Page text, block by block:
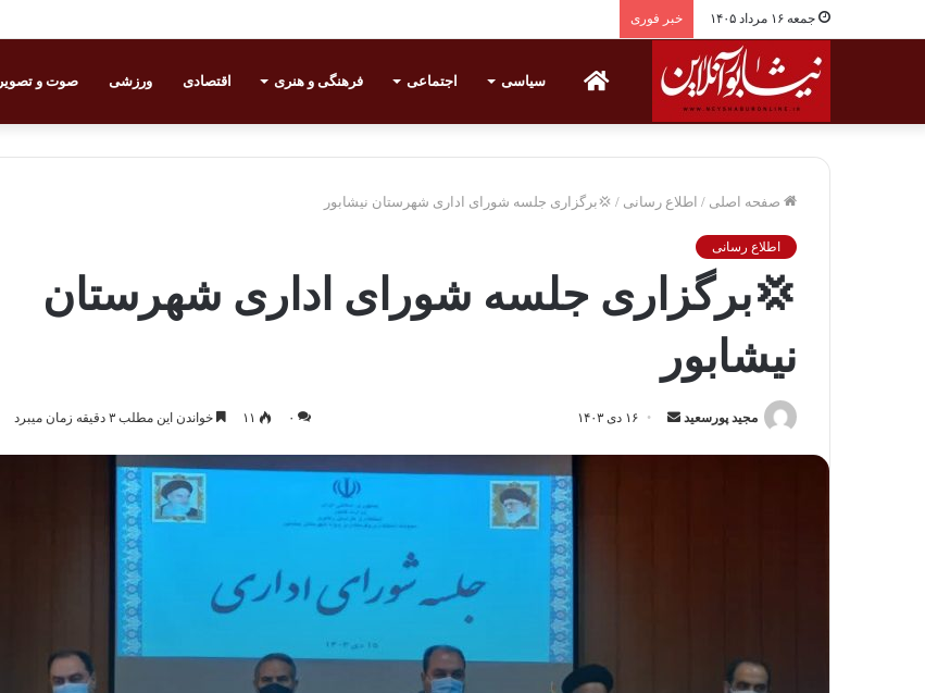
جمعه ۱۶ مرداد ۱۴۰۵ خبر فوری
سیاسی اجتماعی فرهنگی و هنری اقتصادی ورزشی صوت و تصویر
صفحه اصلی / اطلاع رسانی / 💢برگزاری جلسه شورای اداری شهرستان نیشابور
اطلاع رسانی
💢برگزاری جلسه شورای اداری شهرستان
نیشابور
مجید پورسعید ۱۶ دی ۱۴۰۳ ۰ ۱۱ خواندن این مطلب ۳ دقیقه زمان میبرد